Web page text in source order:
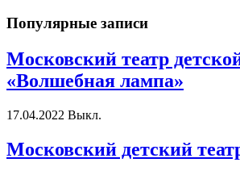
Популярные записи
Московский театр
«Волшебная лампа»
17.04.2022 Выкл.
Московский детский